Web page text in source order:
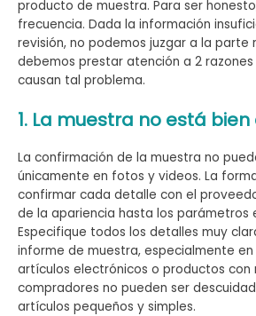
producto de muestra. Para ser
frecuencia. Dada la información
revisión, no podemos juzgar a la parte
debemos prestar atención a 2
causan tal problema.
1. La muestra no está
La confirmación de la muestra no
únicamente en fotos y videos. La
confirmar cada detalle con el
de la apariencia hasta los parámetros
Especifique todos los detalles muy
informe de muestra, especialmente
artículos electrónicos o productos con
compradores no pueden ser
artículos pequeños y simples.